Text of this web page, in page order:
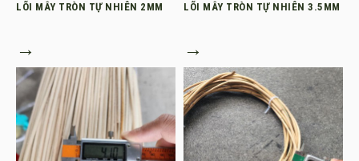
LÕI MÂY TRÒN TỰ NHIÊN 2MM
→
LÕI MÂY TRÒN TỰ NHIÊN 3.5MM
→